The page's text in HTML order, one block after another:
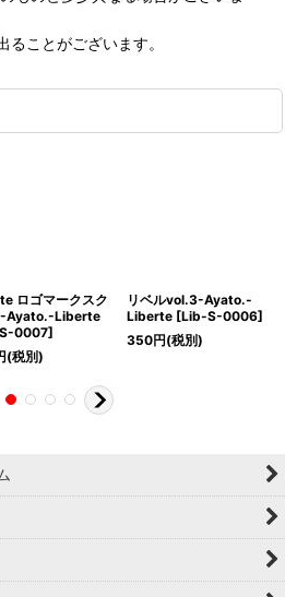
ことがございます。
ロゴマークスク
Ayato.-Liberte
0007]
(税別)
リベルvol.3-Ayato.-
Liberte [Lib-S-0006]
350円(税別)